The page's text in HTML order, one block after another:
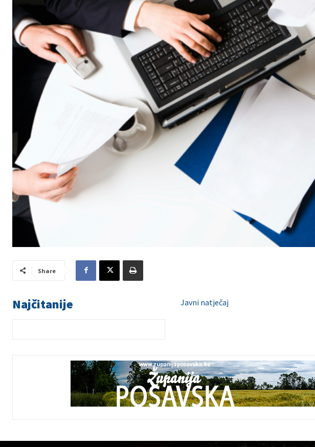
Share
Najčitanije Javni natječaj